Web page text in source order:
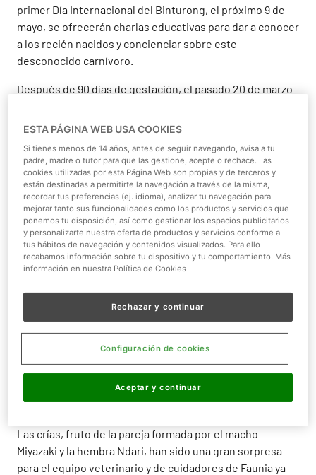
primer Día Internacional del Binturong, el próximo 9 de
mayo, se ofrecerán charlas educativas para dar a conocer
a los recién nacidos y concienciar sobre este
desconocido carnívoro.
Después de 90 días de gestación, el pasado 20 de marzo
binturong (Arctictis binturong), una curiosa especie
oso-gato. Ha tenido que transcurrir más de un mes para
que las crías, que pesaron alrededor de 150 gramos y
midieron 15 centímetros de longitud (desde el hocico
hasta la cola), desciendan del nido donde permanecían
protegidas por su madre para dar sus primeros pasos.
El nacimiento de estos pequeños carnívoros de hábitos
arborícolas, originarios del sudeste asiático, supone
pocas ocasiones consiguen reproducirse en cautividad.
Las condiciones del área temática de Sombras
Silenciosas en Faunia, con una temperatura media de 28
ºC y luz de baja intensidad, han resultado totalmente
favorables para lograr la reproducción de estos
mamíferos vivérridos que nacen con los ojos y los oídos
totalmente cerrados hasta la segunda semana de vida.
Las crías, fruto de la pareja formada por el macho
Miyazaki y la hembra Ndari, han sido una gran sorpresa
para el equipo veterinario y de cuidadores de Faunia ya
ESTA PÁGINA WEB USA COOKIES
Si tienes menos de 14 años, antes de seguir navegando, avisa a tu
padre, madre o tutor para que las gestione, acepte o rechace. Las
cookies utilizadas por esta Página Web son propias y de terceros y
están destinadas a permitirte la navegación a través de la misma,
recordar tus preferencias (ej. idioma), analizar tu navegación para
mejorar tanto sus funcionalidades como los productos y servicios que
ponemos tu disposición, así como gestionar los espacios publicitarios
y personalizarte nuestra oferta de productos y servicios conforme a
tus hábitos de navegación y contenidos visualizados. Para ello
recabamos información sobre tu dispositivo y tu comportamiento. Más
información en nuestra Política de Cookies
Rechazar y continuar
Aceptar y continuar
Configuración de cookies